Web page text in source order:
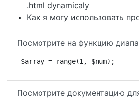
.html dynamicaly
Как я могу использовать
Посмотрите на функцию
$array = range(1, $num);
Посмотрите документацию